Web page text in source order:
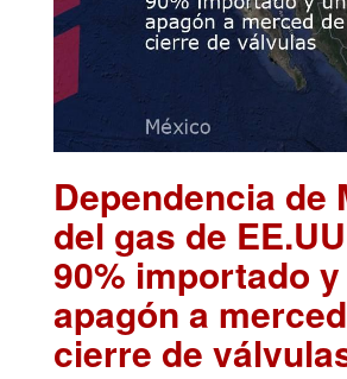
Dependencia de
del gas de
90% importado
apagón a
cierre de